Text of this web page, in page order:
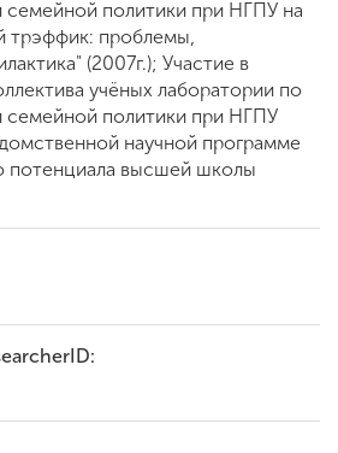
политики при НГПУ на
трэффик: проблемы,
(2007г.); Участие в
учёных лаборатории по
семейной политики при НГПУ
научной программе
потенциала высшей школы